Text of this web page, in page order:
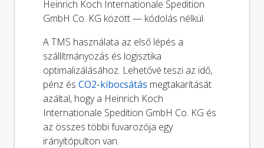
Heinrich Koch Internationale Spedition
GmbH Co. KG között — kódolás nélkül.
A TMS használata az első lépés a
szállítmányozás és logisztika
optimalizálásához. Lehetővé teszi az idő,
pénz és CO2-kibocsátás megtakarítását
azáltal, hogy a Heinrich Koch
Internationale Spedition GmbH Co. KG és
az összes többi fuvarozója egy
irányítópulton van.